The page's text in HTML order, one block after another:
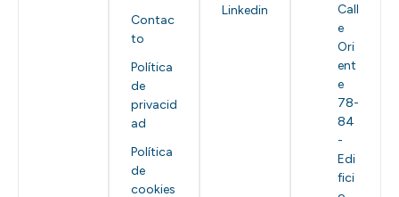
Contac
to
Política
de
privacid
ad
Política
de
cookies
Linkedin
Call
e
Ori
ent
e
78-
84
-
Edi
fici